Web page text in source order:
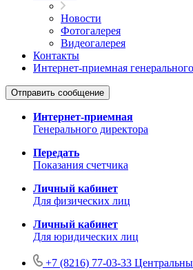
Новости
Фотогалерея
Видеогалерея
Контакты
Интернет-приемная
Отправить сообщение
Интернет-приемная
Генерального директора
Передать
Показания счетчика
Личный кабинет
Для физических лиц
Личный кабинет
Для юридических лиц
+7 (8216) 77-03-33